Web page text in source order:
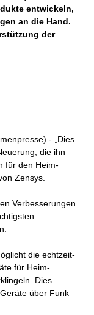
entwickeln,
an die Hand.
der
- „Dies
die ihn
für den Heim-
Zensys.
Verbesserungen
die echtzeit-
für Heim-
Dies
über Funk